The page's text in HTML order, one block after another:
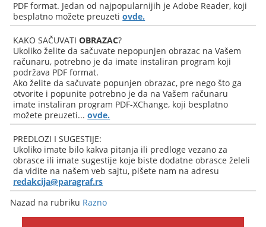
PDF format. Jedan od najpopularnijih je Adobe Reader, koji
besplatno možete preuzetiovde.
KAKO SAČUVATIOBRAZAC?
Ukoliko želite da sačuvate nepopunjen obrazac na Vašem
računaru, potrebno je da imate instaliran program koji
podržava PDF format.
Ako želite da sačuvate popunjen obrazac, pre nego što ga
otvorite i popunite potrebno je da na Vašem računaru
imate instaliran program PDF-XChange, koji besplatno
možete preuzeti...ovde.
PREDLOZI I SUGESTIJE:
Ukoliko imate bilo kakva pitanja ili predloge vezano za
obrasce ili imate sugestije koje biste dodatne obrasce želeli
da vidite na našem veb sajtu, pišete nam na adresu
redakcija@paragraf.rs
Nazad na rubriku Razno